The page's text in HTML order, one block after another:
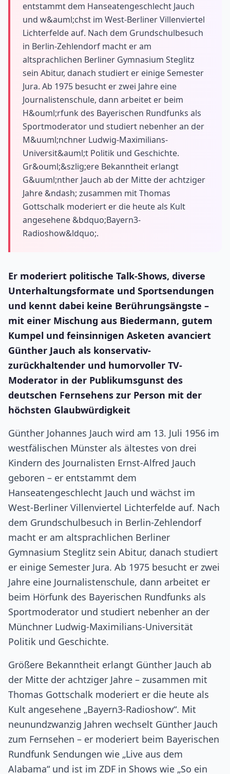
entstammt dem Hanseatengeschlecht Jauch
und w&auml;chst im West-Berliner Villenviertel
Lichterfelde auf. Nach dem Grundschulbesuch
in Berlin-Zehlendorf macht er am
altsprachlichen Berliner Gymnasium Steglitz
sein Abitur, danach studiert er einige Semester
Jura. Ab 1975 besucht er zwei Jahre eine
Journalistenschule, dann arbeitet er beim
H&ouml;rfunk des Bayerischen Rundfunks als
Sportmoderator und studiert nebenher an der
M&uuml;nchner Ludwig-Maximilians-
Universit&auml;t Politik und Geschichte.
Gr&ouml;&szlig;ere Bekanntheit erlangt
G&uuml;nther Jauch ab der Mitte der achtziger
Jahre &ndash; zusammen mit Thomas
Gottschalk moderiert er die heute als Kult
angesehene &bdquo;Bayern3-
Radioshow&ldquo;.
Er moderiert politische Talk-Shows, diverse
Unterhaltungsformate und Sportsendungen
und kennt dabei keine Berührungsängste –
mit einer Mischung aus Biedermann, gutem
Kumpel und feinsinnigen Asketen avanciert
Günther Jauch als konservativ-
zurückhaltender und humorvoller TV-
Moderator in der Publikumsgunst des
deutschen Fernsehens zur Person mit der
höchsten Glaubwürdigkeit
Günther Johannes Jauch wird am 13. Juli 1956 im
westfälischen Münster als ältestes von drei
Kindern des Journalisten Ernst-Alfred Jauch
geboren – er entstammt dem
Hanseatengeschlecht Jauch und wächst im
West-Berliner Villenviertel Lichterfelde auf. Nach
dem Grundschulbesuch in Berlin-Zehlendorf
macht er am altsprachlichen Berliner
Gymnasium Steglitz sein Abitur, danach studiert
er einige Semester Jura. Ab 1975 besucht er zwei
Jahre eine Journalistenschule, dann arbeitet er
beim Hörfunk des Bayerischen Rundfunks als
Sportmoderator und studiert nebenher an der
Münchner Ludwig-Maximilians-Universität
Politik und Geschichte.
Größere Bekanntheit erlangt Günther Jauch ab
der Mitte der achtziger Jahre – zusammen mit
Thomas Gottschalk moderiert er die heute als
Kult angesehene „Bayern3-Radioshow“. Mit
neunundzwanzig Jahren wechselt Günther Jauch
zum Fernsehen – er moderiert beim Bayerischen
Rundfunk Sendungen wie „Live aus dem
Alabama“ und ist im ZDF in Shows wie „So ein